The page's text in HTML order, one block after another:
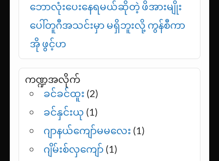
ဘောလုံးပေးနေရမယ်ဆိုတဲ့ ဖိအားမျိုး
ပေါ်တူဂီအသင်းမှာ မရှိဘူးလို့ ကွန်စီကာ
အို ဖွင့်ဟ
ကဏ္ဍအလိုက်
ခင်ခင်ထူး (2)
ခင်နှင်းယု (1)
ဂျာနယ်ကျော်မမလေး (1)
ဂျိမ်းစ်လှကျော် (1)